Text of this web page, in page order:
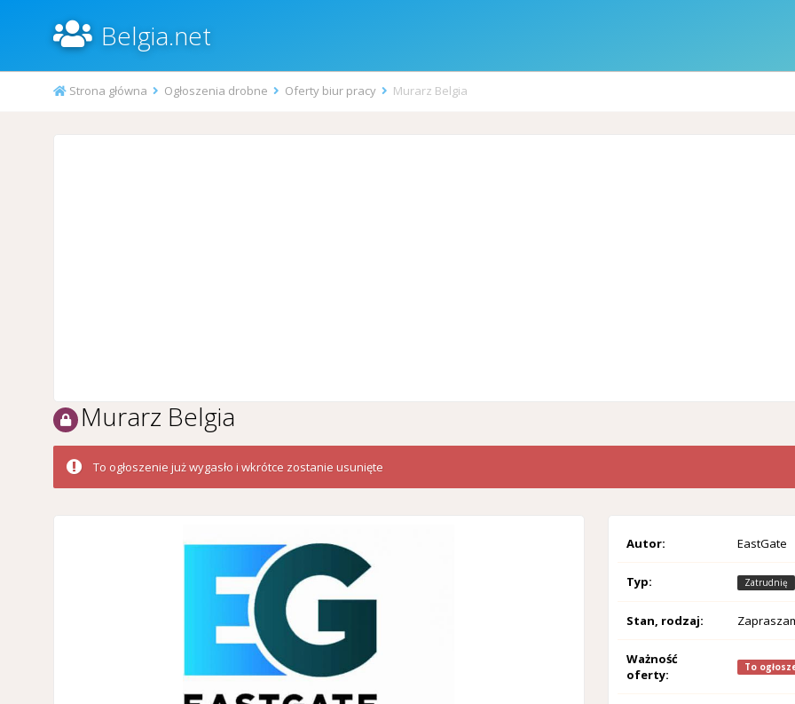
Belgia.net
Strona główna Ogłoszenia drobne Oferty biur pracy Murarz Belgia
Murarz Belgia
To ogłoszenie już wygasło i wkrótce zostanie usunięte
Autor: EastGate
Typ: Zatrudnię
Stan, rodzaj:
Ważność
oferty:
To